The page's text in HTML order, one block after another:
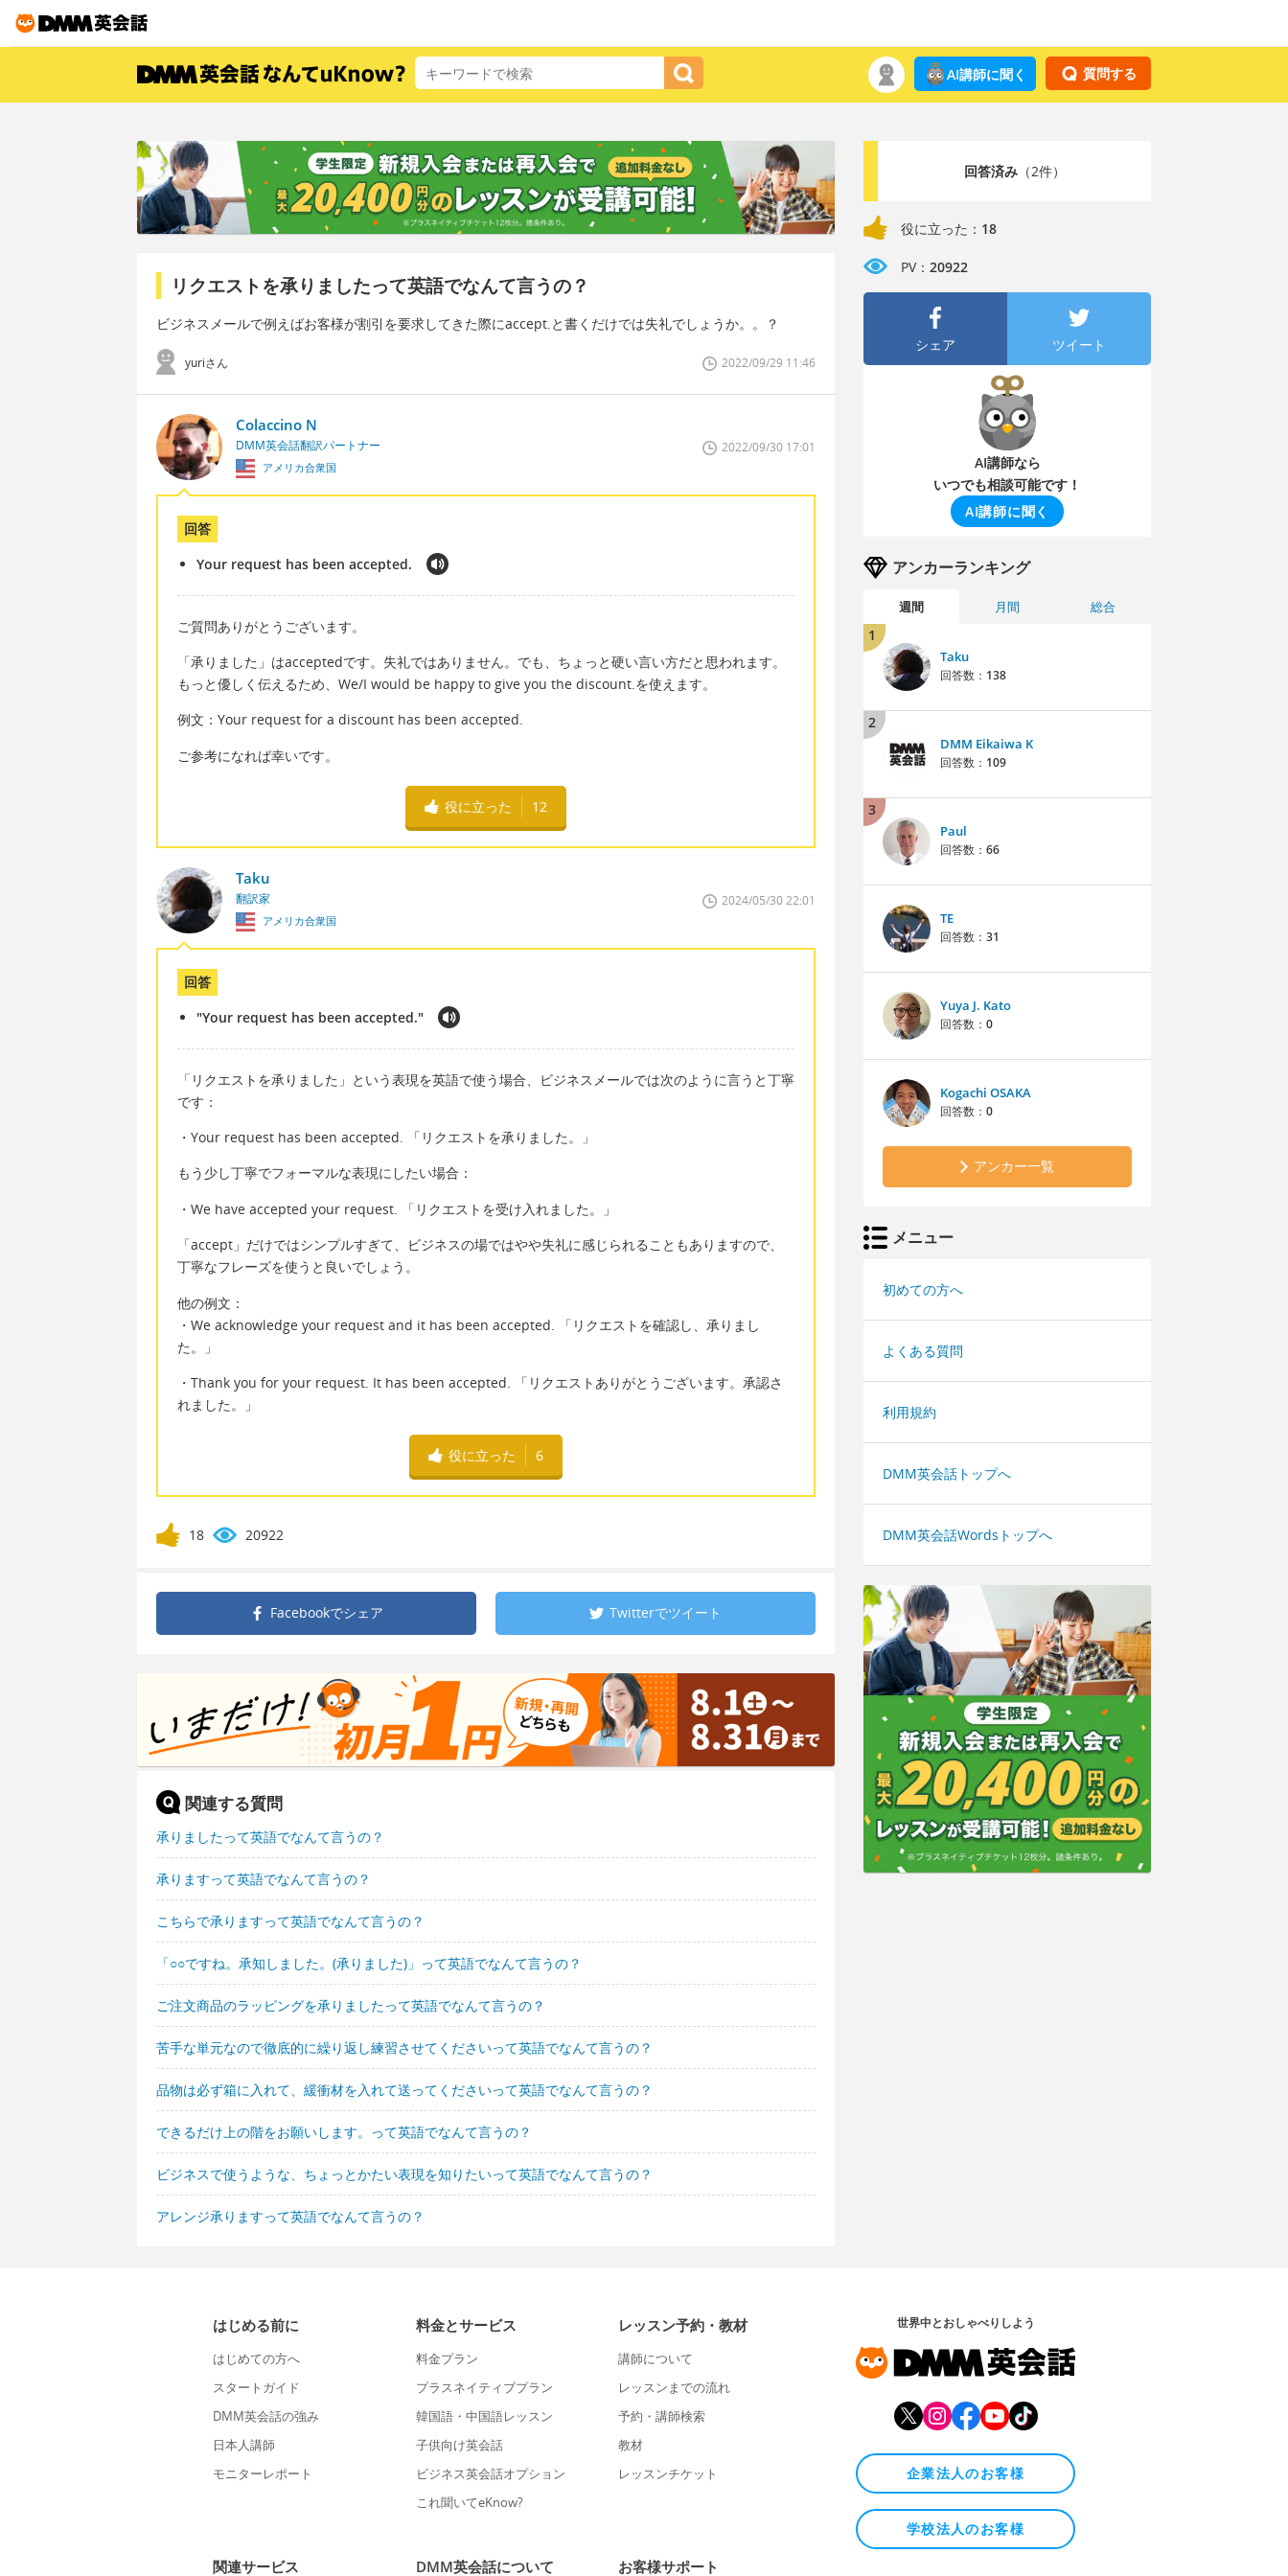
質問する
AI講師に聞く
リクエストを承りましたって英語でなんて言うの？
ビジネスメールで例えばお客様が割引を要求してきた際にaccept.と書くだけでは失礼でしょうか。。？
yuriさん 2022/09/29 11:46
Colaccino N
DMM英会話翻訳パートナー
アメリカ合衆国
2022/09/30 17:01
回答
Your request has been accepted.
ご質問ありがとうございます。
「承りました」はacceptedです。失礼ではありません。でも、ちょっと硬い言い方だと思われます。
もっと優しく伝えるため、We/I would be happy to give you the discount.を使えます。
例文：Your request for a discount has been accepted.
ご参考になれば幸いです。
役に立った 12
Taku
翻訳家
アメリカ合衆国
2024/05/30 22:01
回答
"Your request has been accepted."
「リクエストを承りました」という表現を英語で使う場合、ビジネスメールでは次のように言うと丁寧
です：
・Your request has been accepted. 「リクエストを承りました。」
もう少し丁寧でフォーマルな表現にしたい場合：
・We have accepted your request. 「リクエストを受け入れました。」
「accept」だけではシンプルすぎて、ビジネスの場ではやや失礼に感じられることもありますので、
丁寧なフレーズを使うと良いでしょう。
他の例文：
・We acknowledge your request and it has been accepted. 「リクエストを確認し、承りまし
た。」
・Thank you for your request. It has been accepted. 「リクエストありがとうございます。承認さ
れました。」
役に立った 6
18 20922
Facebookでシェア Twitterでツイート
関連する質問
承りましたって英語でなんて言うの？
承りますって英語でなんて言うの？
こちらで承りますって英語でなんて言うの？
「○○ですね。承知しました。(承りました)」って英語でなんて言うの？
ご注文商品のラッピングを承りましたって英語でなんて言うの？
苦手な単元なので徹底的に繰り返し練習させてくださいって英語でなんて言うの？
品物は必ず箱に入れて、緩衝材を入れて送ってくださいって英語でなんて言うの？
できるだけ上の階をお願いします。って英語でなんて言うの？
ビジネスで使うような、ちょっとかたい表現を知りたいって英語でなんて言うの？
アレンジ承りますって英語でなんて言うの？
回答済み（2件）
役に立った： 18
PV： 20922
シェア ツイート
AI講師なら
いつでも相談可能です！
AI講師に聞く
アンカーランキング
週間 月間 総合
1
Taku
回答数： 138
2
DMM Eikaiwa K
回答数： 109
3
Paul
回答数： 66
TE
回答数： 31
Yuya J. Kato
回答数： 0
Kogachi OSAKA
回答数： 0
アンカー一覧
メニュー
初めての方へ
よくある質問
利用規約
DMM英会話トップへ
DMM英会話Wordsトップへ
はじめる前に
はじめての方へ
スタートガイド
DMM英会話の強み
日本人講師
モニターレポート
料金とサービス
料金プラン
プラスネイティブプラン
韓国語・中国語レッスン
子供向け英会話
ビジネス英会話オプション
これ聞いてeKnow?
レッスン予約・教材
講師について
レッスンまでの流れ
予約・講師検索
教材
レッスンチケット
関連サービス DMM英会話について お客様サポート
世界中とおしゃべりしよう
企業法人のお客様
学校法人のお客様